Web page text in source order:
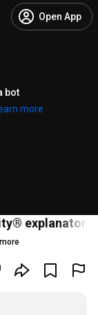
Open App
bot
more
explanatory
more